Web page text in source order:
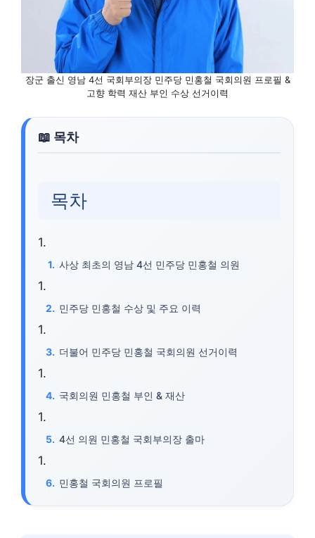
장군 출신 영남 4선 국회부의장 민주당 민홍철 국회의원 프로필 &
고향 학력 재산 부인 수상 선거이력
목차
사상 최초의 영남 4선 민주당 민홍철 의원
민주당 민홍철 수상 및 주요 이력
더불어 민주당 민홍철 국회의원 선거이력
국회의원 민홍철 부인 & 재산
4선 의원 민홍철 국회부의장 출마
민홍철 국회의원 프로필